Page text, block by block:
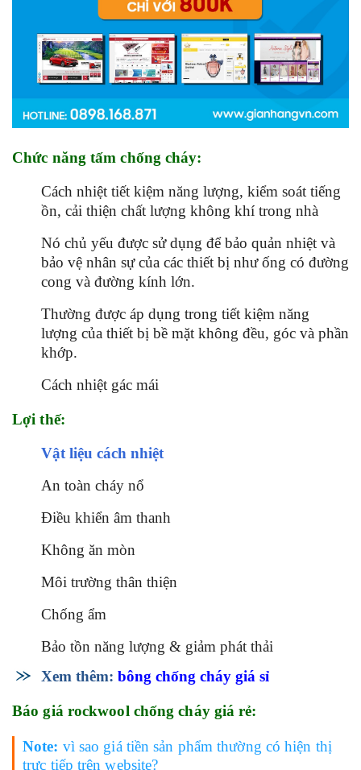
Chức năng tấm chống cháy:
Cách nhiệt tiết kiệm năng lượng, kiểm soát tiếng
ồn, cải thiện chất lượng không khí trong nhà
Nó chủ yếu được sử dụng để bảo quản nhiệt và
bảo vệ nhân sự của các thiết bị như ống có đường
cong và đường kính lớn.
Thường được áp dụng trong tiết kiệm năng
lượng của thiết bị bề mặt không đều, góc và phần
khớp.
Cách nhiệt gác mái
Lợi thế:
Vật liệu cách nhiệt
An toàn cháy nổ
Điều khiển âm thanh
Không ăn mòn
Môi trường thân thiện
Chống ẩm
Bảo tồn năng lượng & giảm phát thải
Xem thêm: bông chống cháy giá sỉ
Báo giá rockwool chống cháy giá rẻ:
Note: vì sao giá tiền sản phẩm thường có hiện thị
trực tiếp trên website?